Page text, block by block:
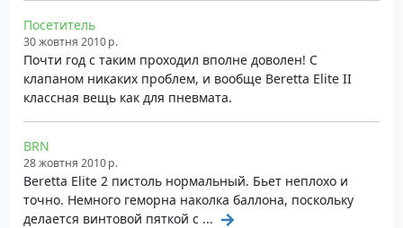
Посетитель
30 жовтня 2010 р.
Почти год с таким проходил вполне доволен! C
клапаном никаких проблем, и вообще Beretta Elite II
классная вещь как для пневмата.
BRN
28 жовтня 2010 р.
Beretta Elite 2 пистоль нормальный. Бьет неплохо и
точно. Немного геморна наколка баллона, поскольку
делается винтовой пяткой с ...